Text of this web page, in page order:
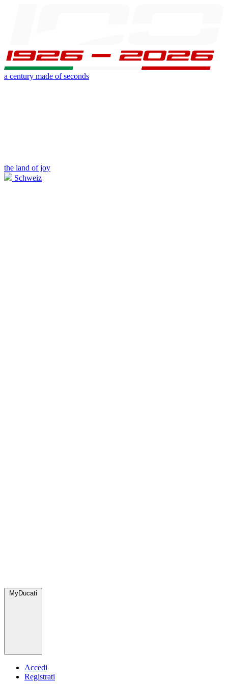
a century made of seconds
the land of joy
Schweiz
MyDucati
Accedi
Registrati